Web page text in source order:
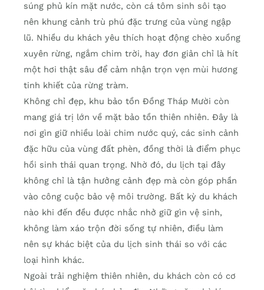
súng phủ kín mặt nước, còn cá tôm sinh sôi tạo
nên khung cảnh trù phú đặc trưng của vùng ngập
lũ. Nhiều du khách yêu thích hoạt động chèo xuồng
xuyên rừng, ngắm chim trời, hay đơn giản chỉ là hít
một hơi thật sâu để cảm nhận trọn vẹn mùi hương
tinh khiết của rừng tràm.
Không chỉ đẹp, khu bảo tồn Đồng Tháp Mười còn
mang giá trị lớn về mặt bảo tồn thiên nhiên. Đây là
nơi gìn giữ nhiều loài chim nước quý, các sinh cảnh
đặc hữu của vùng đất phèn, đồng thời là điểm phục
hồi sinh thái quan trọng. Nhờ đó, du lịch tại đây
không chỉ là tận hưởng cảnh đẹp mà còn góp phần
vào công cuộc bảo vệ môi trường. Bất kỳ du khách
nào khi đến đều được nhắc nhở giữ gìn vệ sinh,
không làm xáo trộn đời sống tự nhiên, điều làm
nên sự khác biệt của du lịch sinh thái so với các
loại hình khác.
Ngoài trải nghiệm thiên nhiên, du khách còn có cơ